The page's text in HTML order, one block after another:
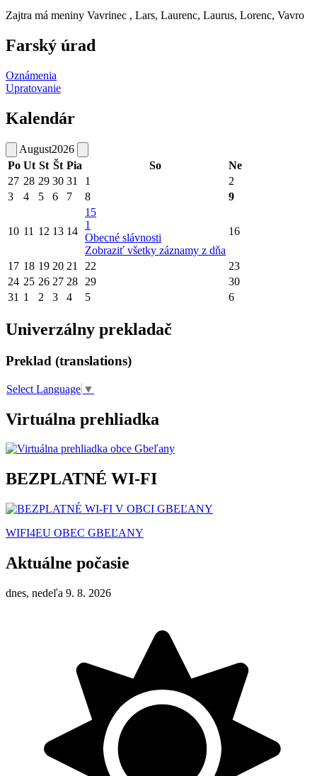
Zajtra má meniny Vavrinec , Lars, Laurenc, Laurus, Lorenc, Vavro
Farský úrad
Oznámenia
Upratovanie
Kalendár
August2026
Po Ut St Št Pia So
Ne
27 28 29 30 31 1
2
3
4 5 6 7 8 9
10 11 12 13 14
15
1
Obecné slávnosti
Zobraziť všetky záznamy z dňa
16
17 18 19 20 21 22
23
24 25 26 27 28 29
30
31 1 2 3 4 5 6
Univerzálny prekladač
Preklad (translations)
Select Language ▼
Virtuálna prehliadka
BEZPLATNÉ WI-FI
WIFI4EU OBEC GBEĽANY
Aktuálne počasie
dnes, nedeľa 9. 8. 2026